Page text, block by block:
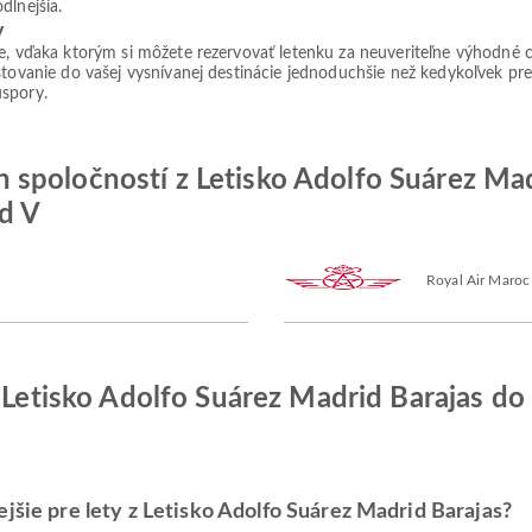
vďaka ktorým si môžete rezervovať letenku za neuveriteľne výhodné
do vašej vysnívanej destinácie jednoduchšie než kedykoľvek
z Letisko Adolfo Suárez
V
Royal Air Maroc
Adolfo Suárez Madrid Barajas
pre lety z Letisko Adolfo Suárez Madrid Barajas?